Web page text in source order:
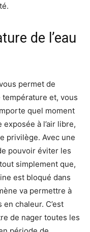
de l’eau
permet de
température et, vous
quel moment
exposée à l’air libre,
privilège. Avec une
pouvoir éviter les
simplement que,
est bloqué dans
va permettre à
chaleur. C’est
de nager toutes les